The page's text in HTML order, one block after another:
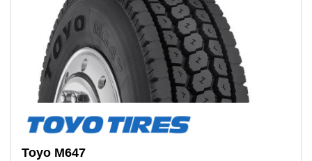
Toyo M647